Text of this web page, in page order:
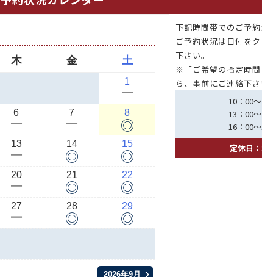
木 金 土
1
ー
6
ー
7
ー
8
◎
13
ー
14
◎
15
◎
20
ー
21
◎
22
◎
27
ー
28
◎
29
◎
2026年9月
下記時間帯でのご予約
ご予約状況は日付を
下さい。
※「ご希望の指定時
ら、事前にご連絡下さ
10：00
13：00
16：00
定休日